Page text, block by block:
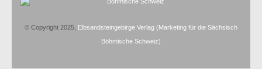
© Copyright 2025, Elbsandsteingebirge Verlag (Marketing für die Sächsisch
Böhmische Schweiz)